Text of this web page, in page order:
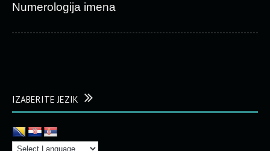
Numerologija imena
IZABERITE JEZIK